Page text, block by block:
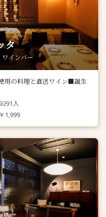
タ
インバー
用の料理と直送ワイン■誕生
人
1,999